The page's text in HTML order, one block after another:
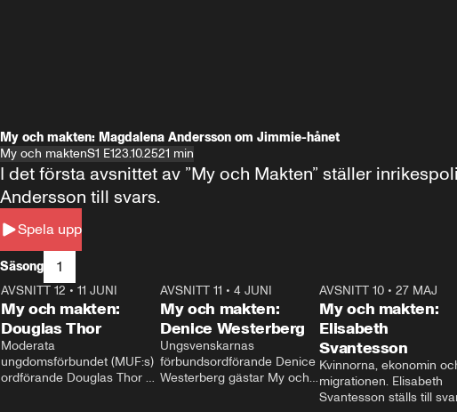
My och makten: Magdalena Andersson om Jimmie-hånet
My och maktenS1 E123.10.2521 min
Spela upp
I det första avsnittet av ”My och Makten” ställer
Andersson till svars.
Säsong 1
26:27
AVSNITT 12 • 11 JUNI
My och makten:
Douglas Thor
Moderata
ungdomsförbundet (MUF:s)
ordförande Douglas Thor
23:40
AVSNITT 11 •4 JUNI
My och makten:
Denice Westerberg
Ungsvenskarnas
förbundsordförande Denice
Westerberg gästar My och
AVSNITT 10 •27 MAJ
My och makten:
Elisabeth
Svantesson
Kvinnorna, ekonomin
migrationen. Elisabeth
Svantesson ställs till